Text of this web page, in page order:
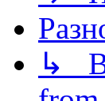
↳